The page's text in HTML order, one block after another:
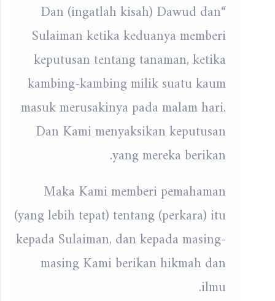
“Dan (ingatlah kisah) Dawud dan
Sulaiman ketika keduanya memberi
keputusan tentang tanaman, ketika
kambing-kambing milik suatu kaum
masuk merusakinya pada malam hari.
Dan Kami menyaksikan keputusan
yang mereka berikan.
Maka Kami memberi pemahaman
(yang lebih tepat) tentang (perkara) itu
kepada Sulaiman, dan kepada masing-
masing Kami berikan hikmah dan
ilmu.